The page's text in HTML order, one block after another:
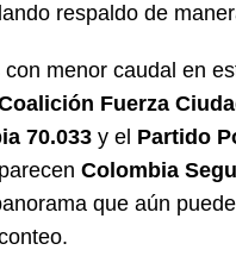
respaldo de
menor caudal en
Fuerza
70.033 y el Partido
Colombia
que aún